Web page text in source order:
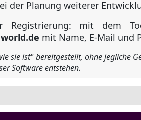
der Planung weiterer
Registrierung: mit dem
mit Name, E-Mail und
sie ist" bereitgestellt, ohne jegliche
Software entstehen.